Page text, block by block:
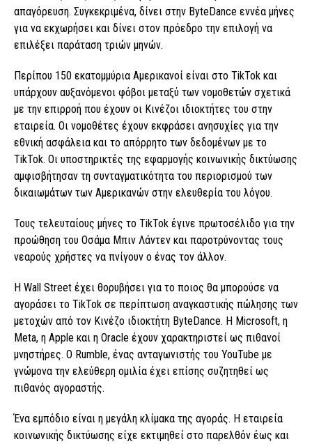
απαγόρευση. Συγκεκριμένα, δίνει στην ByteDance εννέα μήνες
για να εκχωρήσει και δίνει στον πρόεδρο την επιλογή να
επιλέξει παράταση τριών μηνών.
Περίπου 150 εκατομμύρια Αμερικανοί είναι στο TikTok και
υπάρχουν αυξανόμενοι φόβοι μεταξύ των νομοθετών σχετικά
με την επιρροή που έχουν οι Κινέζοι ιδιοκτήτες του στην
εταιρεία. Οι νομοθέτες έχουν εκφράσει ανησυχίες για την
εθνική ασφάλεια και το απόρρητο των δεδομένων με το
TikTok. Οι υποστηρικτές της εφαρμογής κοινωνικής δικτύωσης
αμφισβήτησαν τη συνταγματικότητα του περιορισμού των
δικαιωμάτων των Αμερικανών στην ελευθερία του λόγου.
Τους τελευταίους μήνες το TikTok έγινε πρωτοσέλιδο για την
προώθηση του Οσάμα Μπιν Λάντεν και παροτρύνοντας τους
νεαρούς χρήστες να πνίγουν ο ένας τον άλλον.
Η Wall Street έχει θορυβήσει για το ποιος θα μπορούσε να
αγοράσει το TikTok σε περίπτωση αναγκαστικής πώλησης των
μετοχών από τον Κινέζο ιδιοκτήτη ByteDance. Η Microsoft, η
Meta, η Apple και η Oracle έχουν χαρακτηριστεί ως πιθανοί
μνηστήρες. Ο Rumble, ένας ανταγωνιστής του YouTube με
γνώμονα την ελεύθερη ομιλία έχει επίσης συζητηθεί ως
πιθανός αγοραστής.
Ένα εμπόδιο είναι η μεγάλη κλίμακα της αγοράς. Η εταιρεία
κοινωνικής δικτύωσης είχε εκτιμηθεί στο παρελθόν έως και